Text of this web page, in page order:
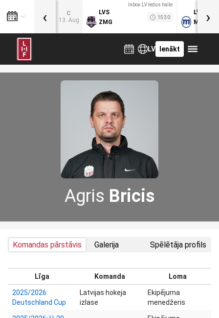
C
13. Aug
Inbox.LV ledus halle
LVS
ZMG
15:30
LVB
MOG
‹ ›
LV Ienākt
Agris Bricis
Komandas pārstāvis Galerija Spēlētāja profils
Līga Komanda Loma
2025/2026:
Deutschland Cup
Latvijas hokeja
izlase
Ekipējuma
menedžeris